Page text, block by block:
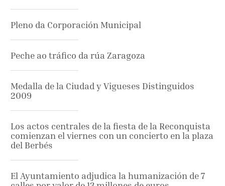
Pleno da Corporación Municipal
Peche ao tráfico da rúa Zaragoza
Medalla de la Ciudad y Vigueses Distinguidos
2009
Los actos centrales de la fiesta de la Reconquista
comienzan el viernes con un concierto en la plaza
del Berbés
El Ayuntamiento adjudica la humanización de 7